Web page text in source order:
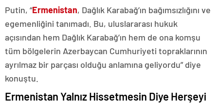
Putin, “Ermenistan, Dağlık Karabağ’ın bağımsızlığını ve
egemenliğini tanımadı. Bu, uluslararası hukuk
açısından hem Dağlık Karabağ’ın hem de ona komşu
tüm bölgelerin Azerbaycan Cumhuriyeti topraklarının
ayrılmaz bir parçası olduğu anlamına geliyordu” diye
konuştu.
Ermenistan Yalnız Hissetmesin Diye Herşeyi